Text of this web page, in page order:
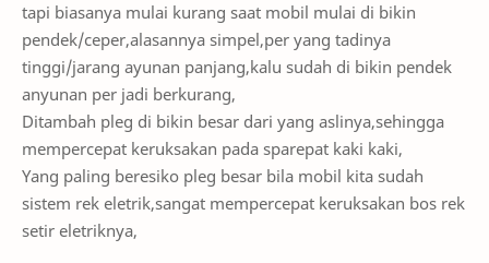
tapi biasanya mulai kurang saat mobil mulai di bikin
pendek/ceper,alasannya simpel,per yang tadinya
tinggi/jarang ayunan panjang,kalu sudah di bikin pendek
anyunan per jadi berkurang,
Ditambah pleg di bikin besar dari yang aslinya,sehingga
mempercepat keruksakan pada sparepat kaki kaki,
Yang paling beresiko pleg besar bila mobil kita sudah
sistem rek eletrik,sangat mempercepat keruksakan bos rek
setir eletriknya,